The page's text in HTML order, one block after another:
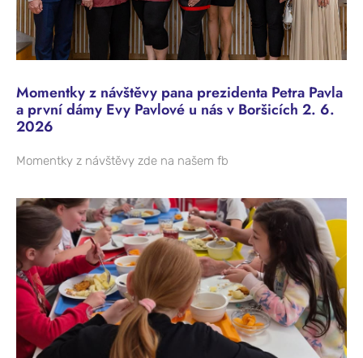
Momentky z návštěvy pana prezidenta Petra Pavla
a první dámy Evy Pavlové u nás v Boršicích 2. 6.
2026
Momentky z návštěvy zde na našem fb